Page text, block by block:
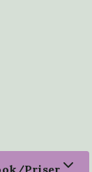
Priser